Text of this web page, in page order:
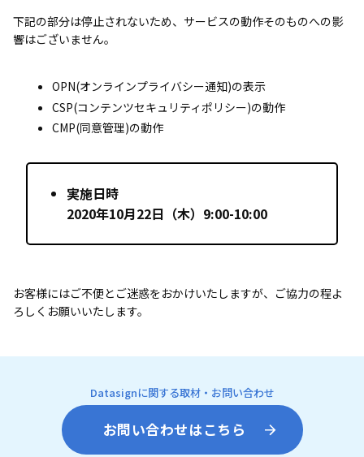
下記の部分は停止されないため、サービスの動作そのものへの影
響はございません。
OPN(オンラインプライバシー通知)の表示
CSP(コンテンツセキュリティポリシー)の動作
CMP(同意管理)の動作
実施日時
2020年10月22日（木）9:00-10:00
お客様にはご不便とご迷惑をおかけいたしますが、ご協力の程よ
ろしくお願いいたします。
Datasignに関する取材・お問い合わせ
お問い合わせはこちら